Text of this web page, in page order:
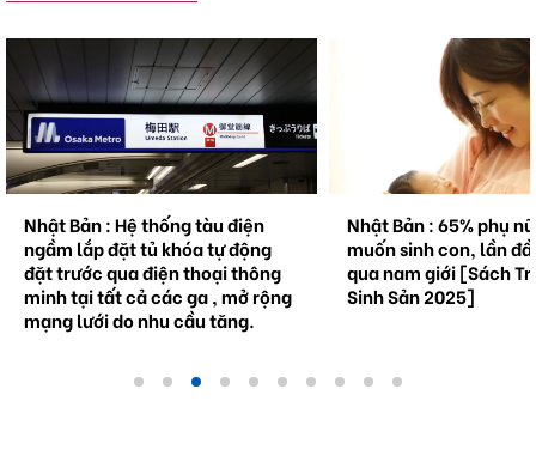
Nhật Bản : Hệ thống tàu điện
ngầm lắp đặt tủ khóa tự động
đặt trước qua điện thoại thông
minh tại tất cả các ga , mở rộng
mạng lưới do nhu cầu tăng.
Nhật Bản : 65% phụ
muốn sinh con, lần
qua nam giới [Sách
Sinh Sản 2025]